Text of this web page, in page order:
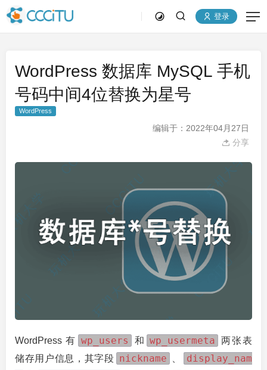
登录
WordPress 数据库 MySQL 手机
号码中间4位替换为星号
WordPress
编辑于：2022年04月27日
分享
WordPress 有 wp_users 和 wp_usermeta
两张表
储存用户信息，其字段 nickname 、
display_nam